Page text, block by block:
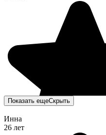
Показать ещеСкрыть
Инна
26 лет